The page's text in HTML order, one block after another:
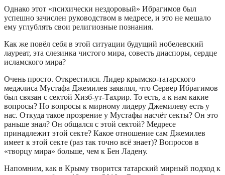
Однако этот «психически нездоровый» Ибрагимов был
успешно зачислен руководством в медресе, и это не мешало
ему углублять свои религиозные познания.
Как же повёл себя в этой ситуации будущий нобелевский
лауреат, эта слезинка чистого мира, совесть диаспоры, сердце
исламского мира?
Очень просто. Открестился. Лидер крымско-татарского
меджлиса Мустафа Джемилев заявлял, что Сервер Ибрагимов
был связан с сектой Хизб-ут-Тахрир. То есть, а к нам какие
вопросы? Но вопросы к мирному лидеру Джемилеву есть у
нас. Откуда такое прозрение у Мустафы насчёт секты? Он это
раньше знал? Он общался с этой сектой? Медресе
принадлежит этой секте? Какое отношение сам Джемилев
имеет к этой секте (раз так точно всё знает)? Вопросов в
«творцу мира» больше, чем к Бен Ладену.
Напомним, как в Крыму творится татарский мирный подход к